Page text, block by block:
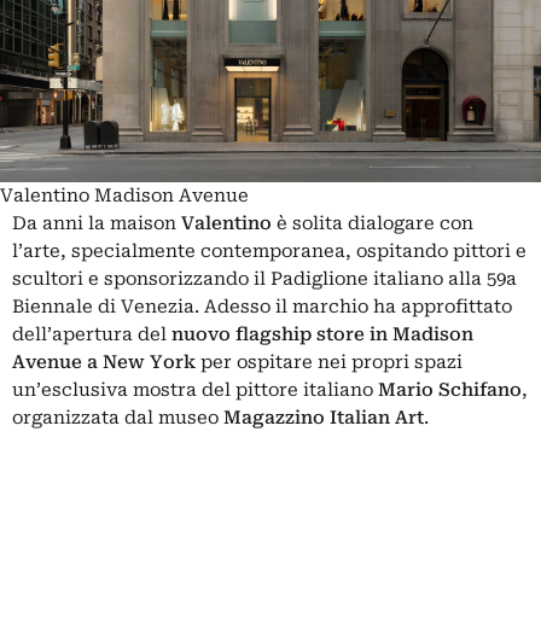
Valentino Madison Avenue
Da anni la maison Valentino è solita dialogare con
l’arte, specialmente contemporanea, ospitando pittori e
scultori e sponsorizzando il Padiglione italiano alla 59a
Biennale di Venezia. Adesso il marchio ha approfittato
dell’apertura del nuovo flagship store in Madison
Avenue a New York per ospitare nei propri spazi
un’esclusiva mostra del pittore italiano Mario Schifano,
organizzata dal museo Magazzino Italian Art.